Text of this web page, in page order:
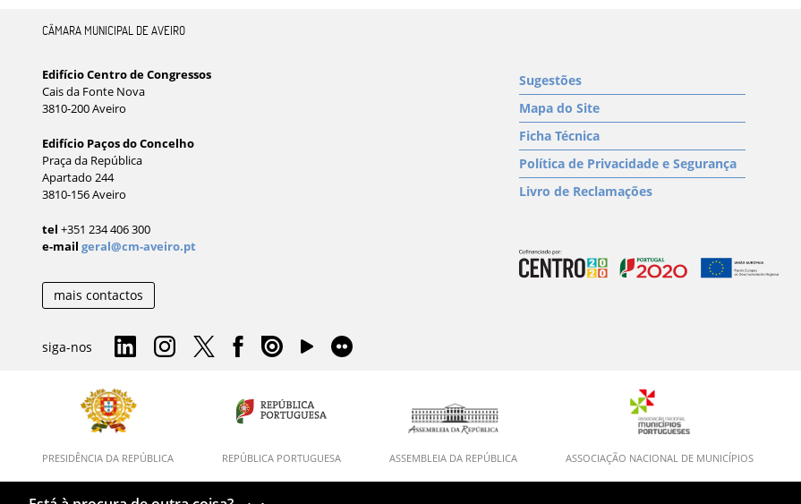
CÂMARA MUNICIPAL DE AVEIRO
Edifício Centro de Congressos
Cais da Fonte Nova
3810-200 Aveiro
Edifício Paços do Concelho
Praça da República
Apartado 244
3810-156 Aveiro
tel +351 234 406 300
e-mail geral@cm-aveiro.pt
mais contactos
siga-nos
Sugestões
Mapa do Site
Ficha Técnica
Política de Privacidade e Segurança
Livro de Reclamações
PRESIDÊNCIA DA REPÚBLICA REPÚBLICA PORTUGUESA ASSEMBLEIA DA REPÚBLICA ASSOCIAÇÃO NACIONAL DE MUNICÍPIOS